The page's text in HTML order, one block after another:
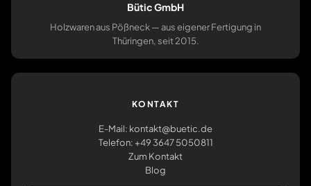
Bütic GmbH
Holzwaren aus Pößneck — aus eigener Fertigung in
Thüringen, seit 2015.
KONTAKT
E-Mail: kontakt@buetic.de
Telefon: +49 3647 5050811
Zum Kontakt
Blog